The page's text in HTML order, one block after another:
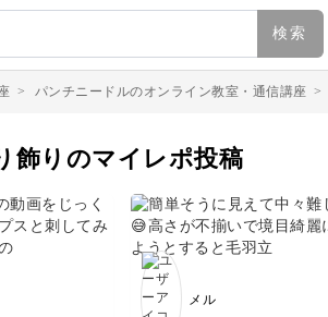
検索
> パンチニードルのオンライン教室・通信講座 >
飾りのマイレポ投稿
メル